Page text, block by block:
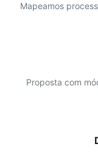
Mapeamos
Proposta com